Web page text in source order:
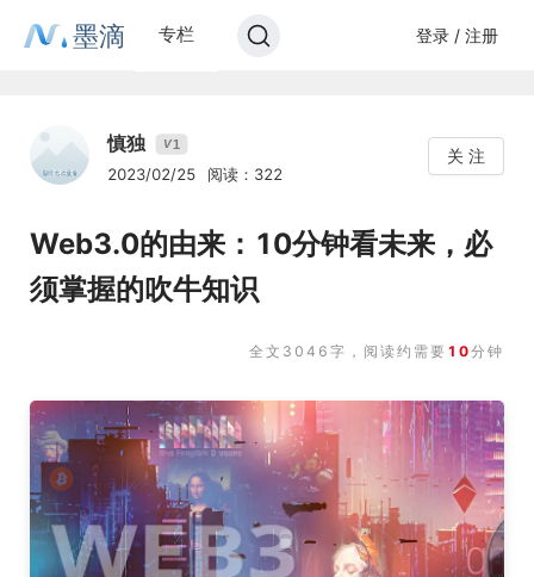
墨滴 专栏 登录 / 注册
慎独 V1
2023/02/25 阅读：322
关 注
Web3.0的由来：10分钟看未来，必
须掌握的吹牛知识
全文3046字，阅读约需要 10分钟